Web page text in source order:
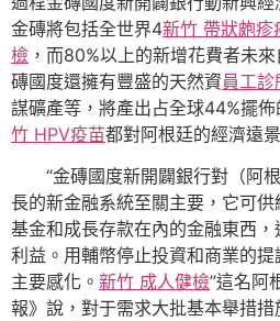
金磚將包括全世界4新竹 帶狀皰疹
檢 ，而80%以上的新增花費者未
磚國度還擁有豐盛的天然資員工
謀礦產等，將產出占全球44%擺
竹 HPV疫苗都對阿根廷的經濟遠
“金磚國度新開闢銀行對（阿
長的新金融系統至關主要，它可供
基金和成長存款在內的金融東西
利益。用輔幣停止投資和商業的
主要感化。 新竹 成人健檢”這名阿
報》說，對于需求大批基本舉措措